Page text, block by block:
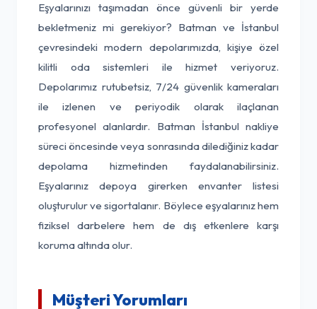
Eşyalarınızı taşımadan önce güvenli bir yerde
bekletmeniz mi gerekiyor? Batman ve İstanbul
çevresindeki modern depolarımızda, kişiye özel
kilitli oda sistemleri ile hizmet veriyoruz.
Depolarımız rutubetsiz, 7/24 güvenlik kameraları
ile izlenen ve periyodik olarak ilaçlanan
profesyonel alanlardır. Batman İstanbul nakliye
süreci öncesinde veya sonrasında dilediğiniz kadar
depolama hizmetinden faydalanabilirsiniz.
Eşyalarınız depoya girerken envanter listesi
oluşturulur ve sigortalanır. Böylece eşyalarınız hem
fiziksel darbelere hem de dış etkenlere karşı
koruma altında olur.
Müşteri Yorumları